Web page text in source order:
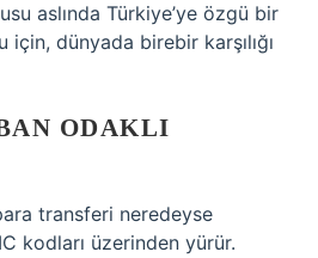
aslında Türkiye’ye özgü bir
dünyada birebir karşılığı
ODAKLI
transferi neredeyse
kodları üzerinden yürür.